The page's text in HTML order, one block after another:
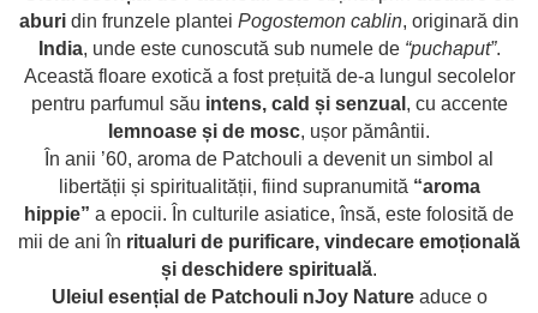
combate Depresia
Imbratiseaza Toamna
Aromele Sarbatorilor de Iarna
Self love* In Asteptarea Soarelui
Pericole_vs_beneficii
aburi din frunzele plantei Pogostemon cablin, originară din
India, unde este cunoscută sub numele de “puchaput”.
Această floare exotică a fost prețuită de-a lungul secolelor
pentru parfumul său intens, cald și senzual , cu accente
lemnoase și de mosc, ușor pământii.
În anii ’60, aroma de Patchouli a devenit un simbol al
libertății și spiritualității, fiind supranumită “aroma
hippie” a epocii. În culturile asiatice, însă, este folosită de
mii de ani în ritualuri de purificare, vindecare emoțională
și deschidere spirituală.
Uleiul esențial de Patchouli nJoy Natureaduce o